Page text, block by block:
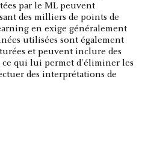
par le ML peuvent
des milliers de points de
en exige généralement
utilisées sont également
et peuvent inclure des
ce qui lui permet d'éliminer les
des interprétations de